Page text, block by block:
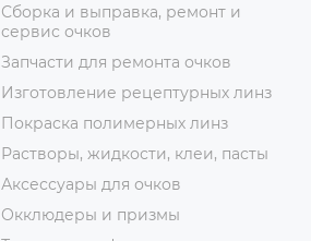
Сборка и выправка, ремонт и
сервис очков
Запчасти для ремонта очков
Изготовление рецептурных линз
Покраска полимерных линз
Растворы, жидкости, клеи, пасты
Аксессуары для очков
Окклюдеры и призмы